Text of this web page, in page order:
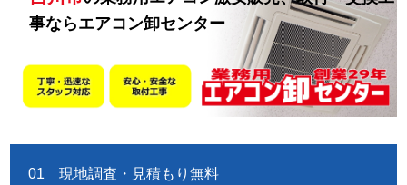
事ならエアコン卸センター
01 現地調査・見積もり無料